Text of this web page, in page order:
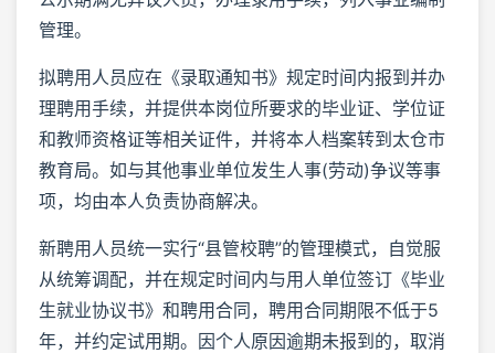
管理。
拟聘用人员应在《录取通知书》规定时间内报到并办
理聘用手续，并提供本岗位所要求的毕业证、学位证
和教师资格证等相关证件，并将本人档案转到太仓市
教育局。如与其他事业单位发生人事(劳动)争议等事
项，均由本人负责协商解决。
新聘用人员统一实行“县管校聘”的管理模式，自觉服
从统筹调配，并在规定时间内与用人单位签订《毕业
生就业协议书》和聘用合同，聘用合同期限不低于5
年，并约定试用期。因个人原因逾期未报到的，取消